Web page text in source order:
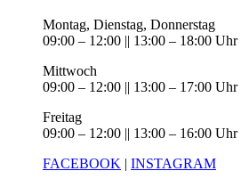
Montag, Dienstag, Donnerstag
09:00 – 12:00 || 13:00 – 18:00 Uhr
Mittwoch
09:00 – 12:00 || 13:00 – 17:00 Uhr
Freitag
09:00 – 12:00 || 13:00 – 16:00 Uhr
FACEBOOK | INSTAGRAM